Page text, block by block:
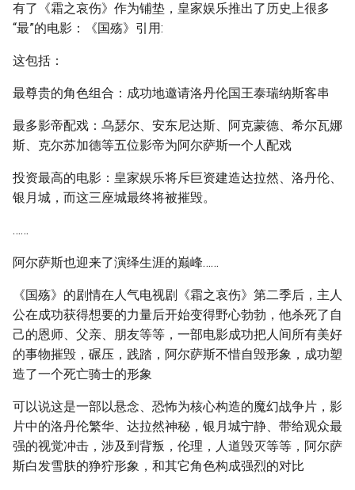
有了《霜之哀伤》作为铺垫，皇家娱乐推出了历史上很多
“最”的电影：《国殇》引用:
这包括：
最尊贵的角色组合：成功地邀请洛丹伦国王泰瑞纳斯客串
最多影帝配戏：乌瑟尔、安东尼达斯、阿克蒙德、希尔瓦娜
斯、克尔苏加德等五位影帝为阿尔萨斯一个人配戏
投资最高的电影：皇家娱乐将斥巨资建造达拉然、洛丹伦、
银月城，而这三座城最终将被摧毁。
……
阿尔萨斯也迎来了演绎生涯的巅峰……
《国殇》的剧情在人气电视剧《霜之哀伤》第二季后，主人
公在成功获得想要的力量后开始变得野心勃勃，他杀死了自
己的恩师、父亲、朋友等等，一部电影成功把人间所有美好
的事物摧毁，碾压，践踏，阿尔萨斯不惜自毁形象，成功塑
造了一个死亡骑士的形象
可以说这是一部以悬念、恐怖为核心构造的魔幻战争片，影
片中的洛丹伦繁华、达拉然神秘，银月城宁静、带给观众最
强的视觉冲击，涉及到背叛，伦理，人道毁灭等等，阿尔萨
斯白发雪肤的狰狞形象，和其它角色构成强烈的对比